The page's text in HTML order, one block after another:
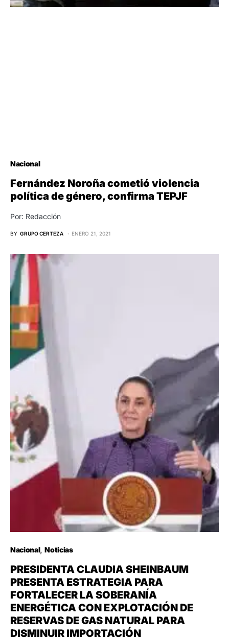
Nacional
Fernández Noroña cometió violencia
política de género, confirma TEPJF
Por: Redacción
BY GRUPO CERTEZA ENERO 21, 2021
Nacional Noticias
PRESIDENTA CLAUDIA SHEINBAUM
PRESENTA ESTRATEGIA PARA
FORTALECER LA SOBERANÍA
ENERGÉTICA CON EXPLOTACIÓN DE
RESERVAS DE GAS NATURAL PARA
DISMINUIR IMPORTACIÓN